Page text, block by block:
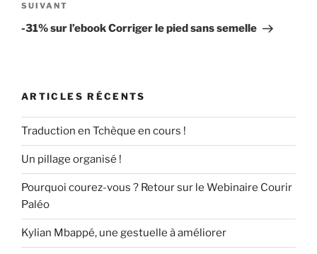
Article
suivant
SUIVANT
-31% sur l’ebook Corriger le pied sans semelle
ARTICLES RÉCENTS
Traduction en Tchèque en cours !
Un pillage organisé !
Pourquoi courez-vous ? Retour sur le Webinaire Courir
Paléo
Kylian Mbappé, une gestuelle à améliorer